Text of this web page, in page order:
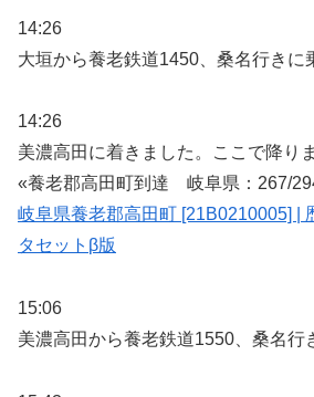
14:26
大垣から養老鉄道1450、桑名行きに
14:26
美濃高田に着きました。ここで降りま
«養老郡高田町到達 岐阜県：267/
岐阜県養老郡高田町 [21B0210005] |
タセットβ版
15:06
美濃高田から養老鉄道1550、桑名行